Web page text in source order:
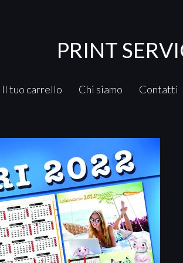
PRINT
Il tuo carrello Chi siamo Contatti